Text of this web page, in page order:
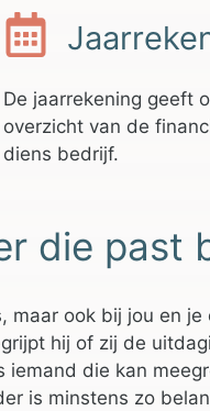
De jaarrekening geeft
overzicht van de
diens bedrijf.
die past
ook bij jou en
hij of zij de
die kan
is minstens zo